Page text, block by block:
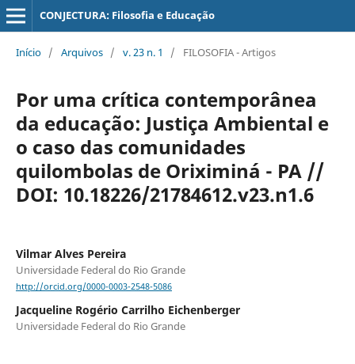
CONJECTURA: Filosofia e Educação
Início / Arquivos / v. 23 n. 1 / FILOSOFIA - Artigos
Por uma crítica contemporânea
da educação: Justiça Ambiental e
o caso das comunidades
quilombolas de Oriximiná - PA //
DOI: 10.18226/21784612.v23.n1.6
Vilmar Alves Pereira
Universidade Federal do Rio Grande
http://orcid.org/0000-0003-2548-5086
Jacqueline Rogério Carrilho Eichenberger
Universidade Federal do Rio Grande